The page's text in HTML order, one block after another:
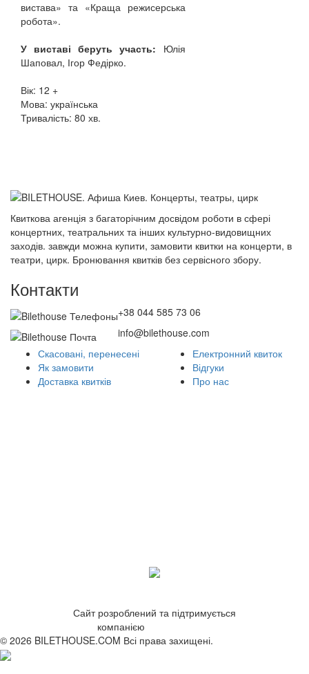
вистава» та «Краща режисерська
робота».
У виставі беруть участь: Юлія
Шаповал, Ігор Федірко.
Вік: 12 +
Мова: українська
Тривалість: 80 хв.
Квиткова агенція з багаторічним досвідом роботи в сфері
концертних, театральних та інших культурно-видовищних
заходів. завжди можна купити, замовити квитки на концерти, в
театри, цирк. Бронювання квитків без сервісного збору.
Контакти
+38 044 585 73 06
info@bilethouse.com
Скасовані, перенесені
Як замовити
Доставка квитків
Електронний квиток
Відгуки
Про нас
Сайт розроблений та підтримується
компанією
© 2026 BILETHOUSE.COM Всі права захищені.